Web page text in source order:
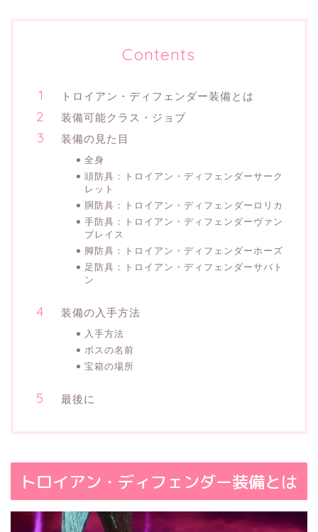
Contents
トロイアン・ディフェンダー装備とは
装備可能クラス・ジョブ
装備の見た目
全身
頭防具：トロイアン・ディフェンダーサーク
レット
胴防具：トロイアン・ディフェンダーロリカ
手防具：トロイアン・ディフェンダーヴァン
ブレイス
脚防具：トロイアン・ディフェンダーホーズ
足防具：トロイアン・ディフェンダーサバト
ン
装備の入手方法
入手方法
ボスの名前
宝箱の場所
最後に
トロイアン・ディフェンダー装備とは